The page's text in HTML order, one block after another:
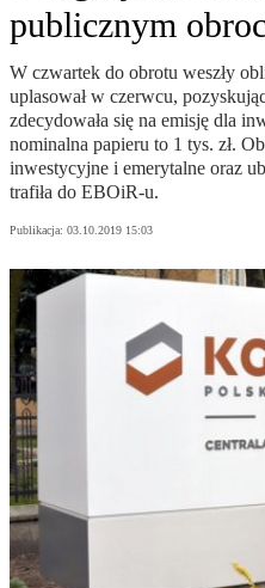
publicznym
W czwartek do obrotu weszły
uplasował w czerwcu,
zdecydowała się na emisję dla
nominalna papieru to 1 tys. zł.
inwestycyjne i emerytalne oraz
trafiła do EBOiR-u.
Publikacja: 03.10.2019 15:03